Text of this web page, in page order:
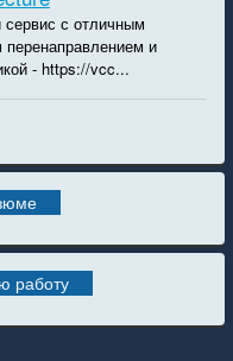
с отличным
и
- https://vcc...
работу